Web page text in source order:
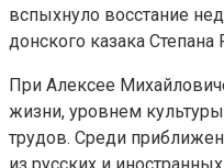
вспыхнуло восстание
донского казака
При Алексее
жизни, уровнем
трудов. Среди
из русских и